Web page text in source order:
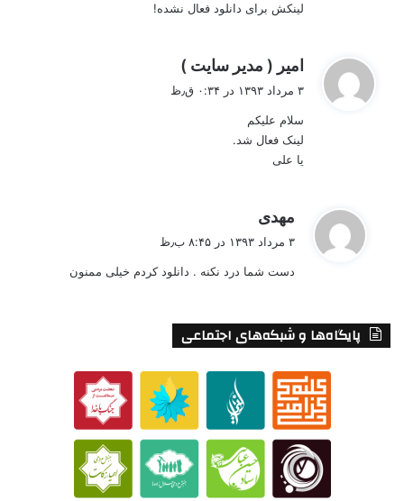
لینکش برای دانلود فعال نشده!
امیر ( مدیر سایت )
ف
۳ مرداد ۱۳۹۳ در ۰:۳۴ ق٫ظ
سلام علیکم
لینک فعال شد.
یا علی
مهدی
:
۳ مرداد ۱۳۹۳ در ۸:۴۵ ب٫ظ
دست شما درد نکنه . دانلود کردم خیلی ممنون
پایگاه‌ها و شبکه‌های اجتماعی